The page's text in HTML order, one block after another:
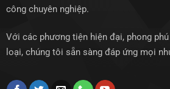
công chuyên nghiệp.
Với các phương tiện hiện đại, phong
loại, chúng tôi sẵn sàng đáp ứng mọi